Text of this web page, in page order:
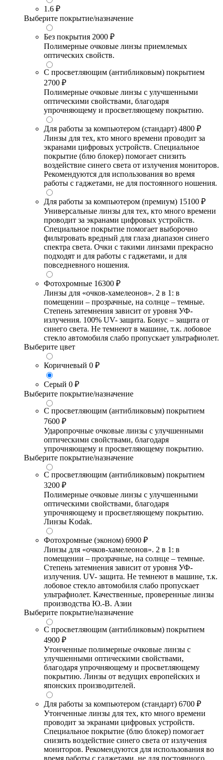
1.6 ₽
Выберите покрытие/назначение
Без покрытия 2000 ₽
Полимерные очковые линзы приемлемых
оптических свойств.
С просветляющим (антибликовым) покрытием
2700 ₽
Полимерные очковые линзы с улучшенными
оптическими свойствами, благодаря
упрочняющему и просветляющему покрытию.
Для работы за компьютером (стандарт) 4800 ₽
Линзы для тех, кто много времени проводит за
экранами цифровых устройств. Специальное
покрытие (блю блокер) помогает снизить
воздействие синего света от излучения мониторов.
Рекомендуются для использования во время
работы с гаджетами, не для постоянного ношения.
Для работы за компьютером (премиум) 15100 ₽
Универсальные линзы для тех, кто много времени
проводит за экранами цифровых устройств.
Специальное покрытие помогает выборочно
фильтровать вредный для глаза диапазон синего
спектра света. Очки с такими линзами прекрасно
подходят и для работы с гаджетами, и для
повседневного ношения.
Фотохромные 16300 ₽
Линзы для «очков-хамелеонов». 2 в 1: в
помещении – прозрачные, на солнце – темные.
Степень затемнения зависит от уровня УФ-
излучения. 100% UV- защита. Бонус – защита от
синего света. Не темнеют в машине, т.к. лобовое
стекло автомобиля слабо пропускает ультрафиолет.
Выберите цвет
Коричневый 0 ₽
Серый 0 ₽
Выберите покрытие/назначение
С просветляющим (антибликовым) покрытием
7600 ₽
Ударопрочные очковые линзы с улучшенными
оптическими свойствами, благодаря
упрочняющему и просветляющему покрытию.
Выберите покрытие/назначение
С просветляющим (антибликовым) покрытием
3200 ₽
Полимерные очковые линзы с улучшенными
оптическими свойствами, благодаря
упрочняющему и просветляющему покрытию.
Линзы Kodak.
Фотохромные (эконом) 6900 ₽
Линзы для «очков-хамелеонов». 2 в 1: в
помещении – прозрачные, на солнце – темные.
Степень затемнения зависит от уровня УФ-
излучения. UV- защита. Не темнеют в машине, т.к.
лобовое стекло автомобиля слабо пропускает
ультрафиолет. Качественные, проверенные линзы
производства Ю.-В. Азии
Выберите покрытие/назначение
С просветляющим (антибликовым) покрытием
4900 ₽
Утонченные полимерные очковые линзы с
улучшенными оптическими свойствами,
благодаря упрочняющему и просветляющему
покрытию. Линзы от ведущих европейских и
японских производителей.
Для работы за компьютером (стандарт) 6700 ₽
Утонченные линзы для тех, кто много времени
проводит за экранами цифровых устройств.
Специальное покрытие (блю блокер) помогает
снизить воздействие синего света от излучения
мониторов. Рекомендуются для использования во